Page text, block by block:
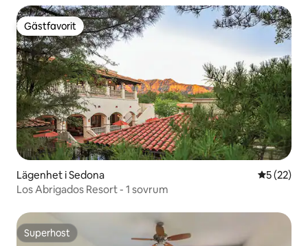
Gästfavorit
Gästfavorit
Lägenhet i Sedona 5 av 5 i
5 (22)
Los Abrigados Resort - 1 sovrum
Superhost
Superhost